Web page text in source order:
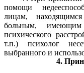
помощи
лицам,
больным,
психического
т.п.) психолог
выбранного и
4.